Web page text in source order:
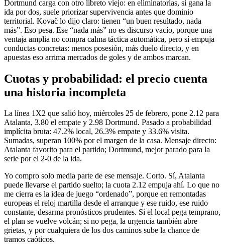
Dortmund carga con otro libreto viejo: en eliminatorias, si gana la
ida por dos, suele priorizar supervivencia antes que dominio
territorial. Kovač lo dijo claro: tienen “un buen resultado, nada
más”. Eso pesa. Ese “nada más” no es discurso vacío, porque una
ventaja amplia no compra calma táctica automática, pero sí empuja
conductas concretas: menos posesión, más duelo directo, y en
apuestas eso arrima mercados de goles y de ambos marcan.
Cuotas y probabilidad: el precio cuenta
una historia incompleta
La línea 1X2 que salió hoy, miércoles 25 de febrero, pone 2.12 para
Atalanta, 3.80 el empate y 2.98 Dortmund. Pasado a probabilidad
implícita bruta: 47.2% local, 26.3% empate y 33.6% visita.
Sumadas, superan 100% por el margen de la casa. Mensaje directo:
Atalanta favorito para el partido; Dortmund, mejor parado para la
serie por el 2-0 de la ida.
Yo compro solo media parte de ese mensaje. Corto. Sí, Atalanta
puede llevarse el partido suelto; la cuota 2.12 empuja ahí. Lo que no
me cierra es la idea de juego “ordenado”, porque en remontadas
europeas el reloj martilla desde el arranque y ese ruido, ese ruido
constante, desarma pronósticos prudentes. Si el local pega temprano,
el plan se vuelve volcán; si no pega, la urgencia también abre
grietas, y por cualquiera de los dos caminos sube la chance de
tramos caóticos.